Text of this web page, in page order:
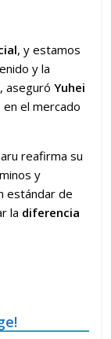
, y estamos
y la
, aseguróYuhei
en el mercado
reafirma su
y
estándar de
la diferencia